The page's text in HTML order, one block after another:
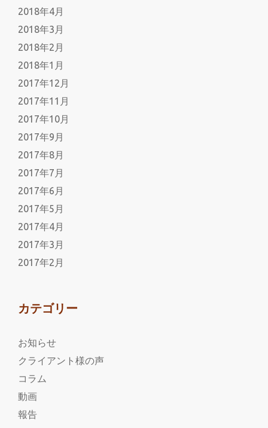
2018年4月
2018年3月
2018年2月
2018年1月
2017年12月
2017年11月
2017年10月
2017年9月
2017年8月
2017年7月
2017年6月
2017年5月
2017年4月
2017年3月
2017年2月
カテゴリー
お知らせ
クライアント様の声
コラム
動画
報告